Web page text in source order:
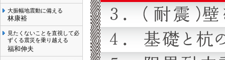
大振幅地震動に備える
林康裕
見たくないことを直視して必
ずくる震災を乗り越える
福和伸夫